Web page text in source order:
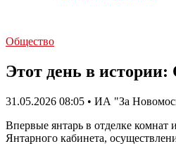
Общество
Этот день в
31.05.2026 08:05 • ИА "За
Впервые янтарь в отделке комнат
Янтарного кабинета,